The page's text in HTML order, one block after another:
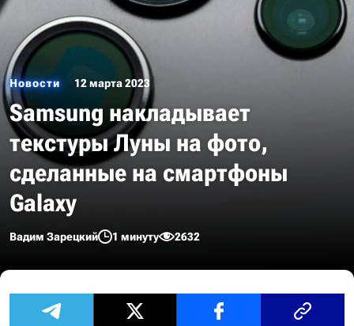
Новости 12 марта 2023
Samsung накладывает
текстуры Луны на фото,
сделанные на смартфоны
Galaxy
Вадим Зарецкий 1 минуту 2632